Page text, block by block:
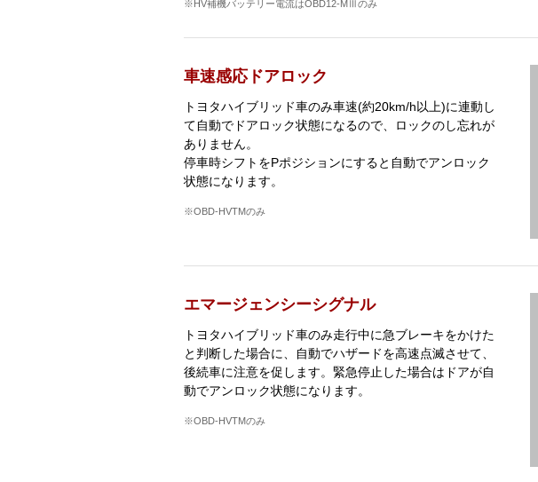
※HV補機バッテリー電流はOBD12-MⅢのみ
車速感応ドアロック
トヨタハイブリッド車のみ車速(約20km/h以上)に連動し
て自動でドアロック状態になるので、ロックのし忘れが
ありません。
停車時シフトをPポジションにすると自動でアンロック
状態になります。
※OBD-HVTMのみ
エマージェンシーシグナル
トヨタハイブリッド車のみ走行中に急ブレーキをかけた
と判断した場合に、自動でハザードを高速点滅させて、
後続車に注意を促します。緊急停止した場合はドアが自
動でアンロック状態になります。
※OBD-HVTMのみ